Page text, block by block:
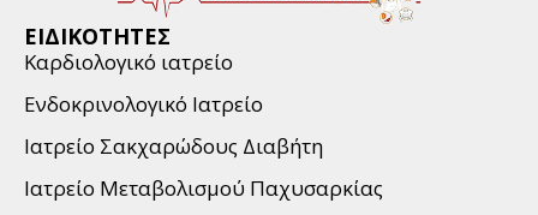
ΕΙΔΙΚΟΤΗΤΕΣ
Καρδιολογικό ιατρείο
Ενδοκρινολογικό Ιατρείο
Ιατρείο Σακχαρώδους Διαβήτη
Ιατρείο Μεταβολισμού Παχυσαρκίας